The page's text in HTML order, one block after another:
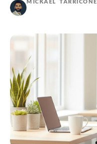
MICKAËL TARRICONE